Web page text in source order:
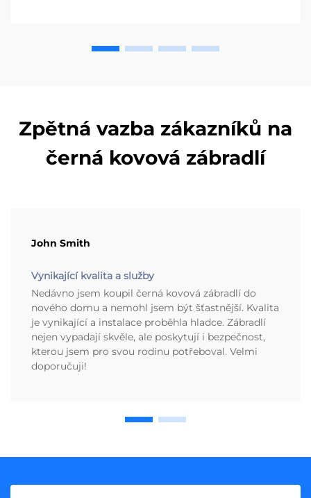
Zpětná vazba zákazníků na
černá kovová zábradlí
John Smith
Vynikající kvalita a služby
Nedávno jsem koupil černá kovová zábradlí do
nového domu a nemohl jsem být šťastnější. Kvalita
je vynikající a instalace proběhla hladce. Zábradlí
nejen vypadají skvěle, ale poskytují i bezpečnost,
kterou jsem pro svou rodinu potřeboval. Velmi
doporučuji!